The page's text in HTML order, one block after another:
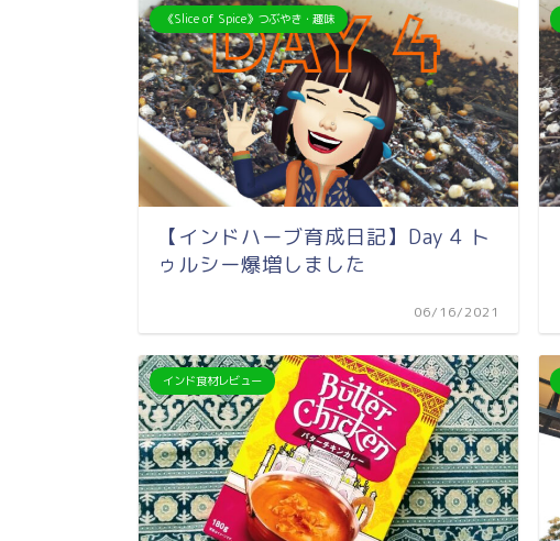
《Slice of Spice》つぶやき・趣味
【インドハーブ育成日記】Day 4 ト
ゥルシー爆増しました
06/16/2021
インド食材レビュー